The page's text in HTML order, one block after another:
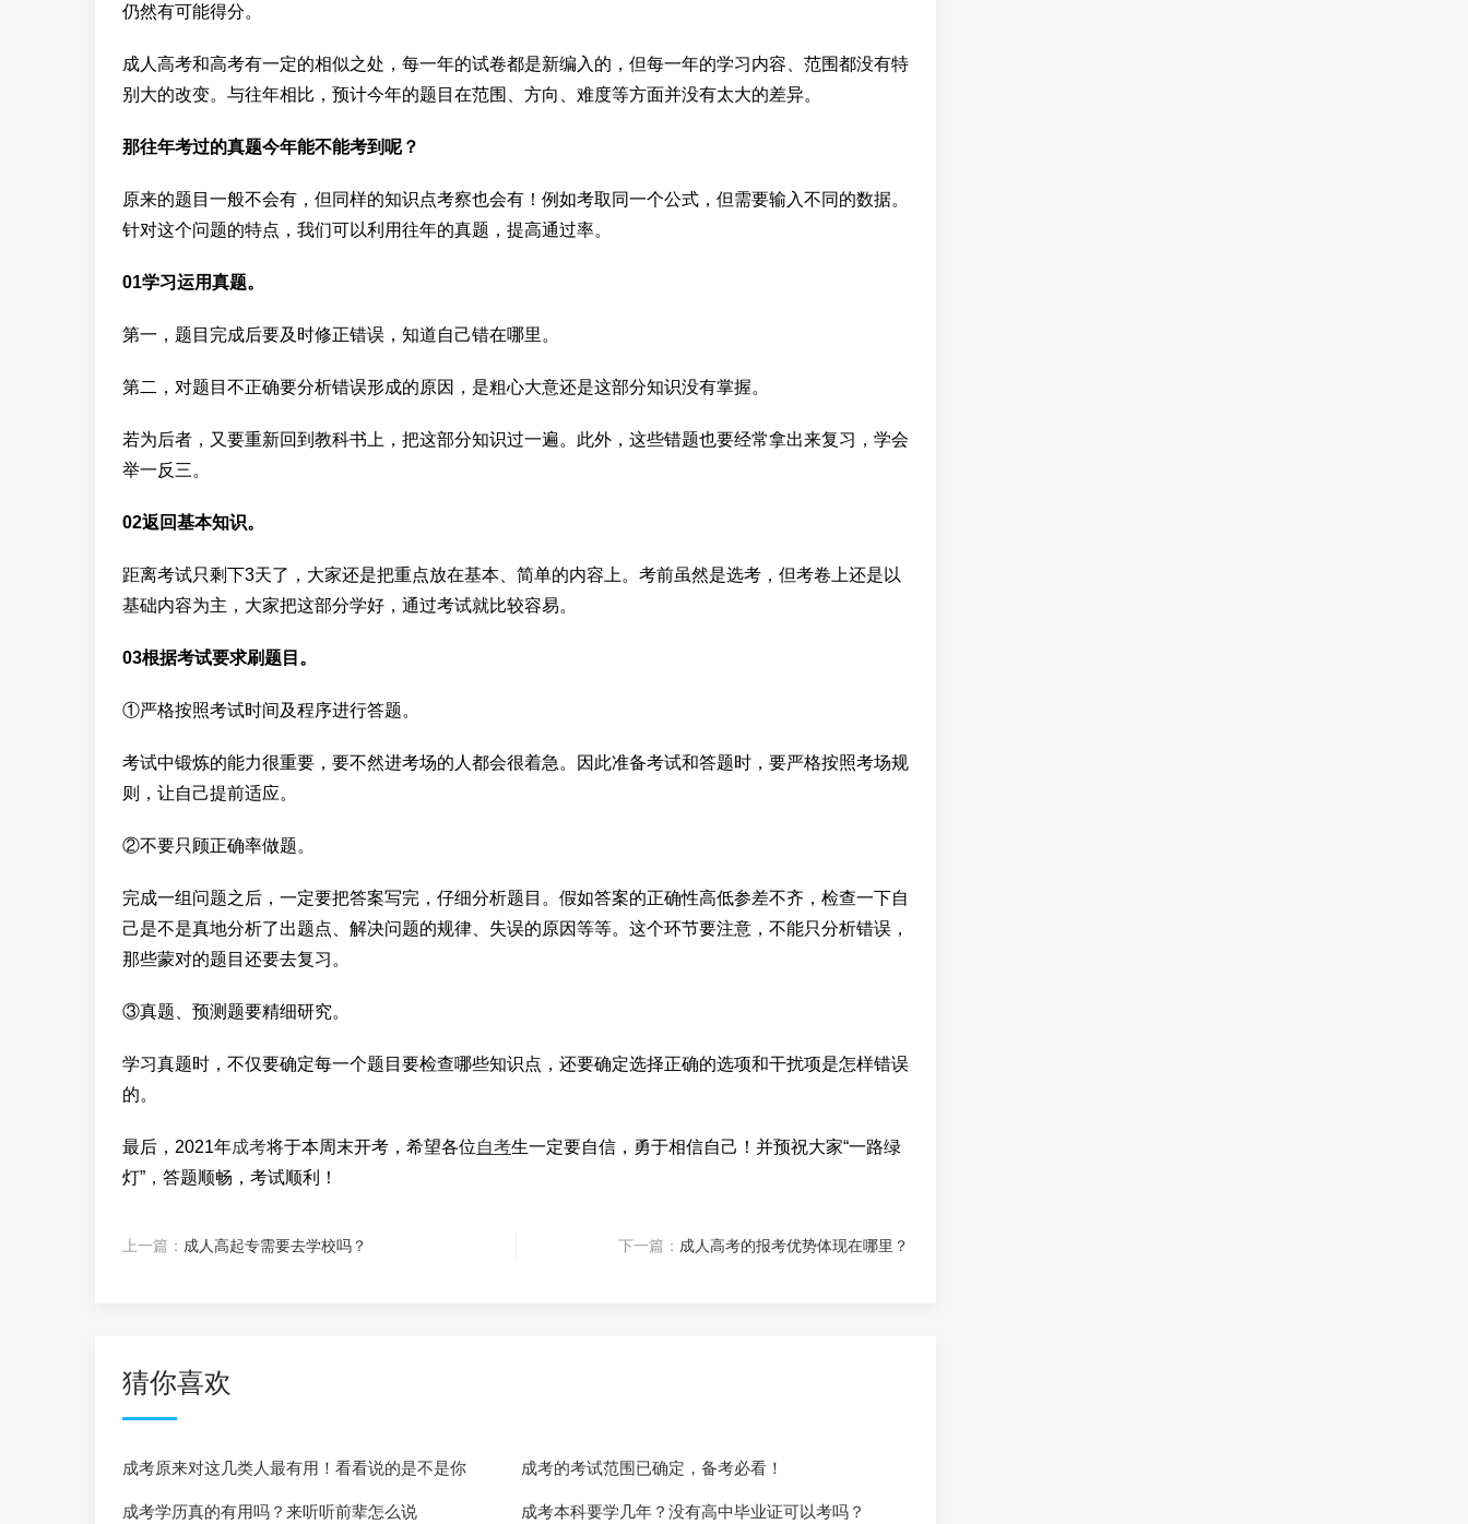
仍然有可能得分。
成人高考和高考有一定的相似之处，每一年的试卷都是新编入的，但每一年的学习内容、范围都没有特
别大的改变。与往年相比，预计今年的题目在范围、方向、难度等方面并没有太大的差异。
那往年考过的真题今年能不能考到呢？
原来的题目一般不会有，但同样的知识点考察也会有！例如考取同一个公式，但需要输入不同的数据。
针对这个问题的特点，我们可以利用往年的真题，提高通过率。
01学习运用真题。
第一，题目完成后要及时修正错误，知道自己错在哪里。
第二，对题目不正确要分析错误形成的原因，是粗心大意还是这部分知识没有掌握。
若为后者，又要重新回到教科书上，把这部分知识过一遍。此外，这些错题也要经常拿出来复习，学会
举一反三。
02返回基本知识。
距离考试只剩下3天了，大家还是把重点放在基本、简单的内容上。考前虽然是选考，但考卷上还是以
基础内容为主，大家把这部分学好，通过考试就比较容易。
03根据考试要求刷题目。
①严格按照考试时间及程序进行答题。
考试中锻炼的能力很重要，要不然进考场的人都会很着急。因此准备考试和答题时，要严格按照考场规
则，让自己提前适应。
②不要只顾正确率做题。
完成一组问题之后，一定要把答案写完，仔细分析题目。假如答案的正确性高低参差不齐，检查一下自
己是不是真地分析了出题点、解决问题的规律、失误的原因等等。这个环节要注意，不能只分析错误，
那些蒙对的题目还要去复习。
③真题、预测题要精细研究。
学习真题时，不仅要确定每一个题目要检查哪些知识点，还要确定选择正确的选项和干扰项是怎样错误
的。
最后，2021年成考将于本周末开考，希望各位自考生一定要自信，勇于相信自己！并预祝大家“一路绿
灯”，答题顺畅，考试顺利！
上一篇： 成人高起专需要去学校吗？ 下一篇： 成人高考的报考优势体现在哪里？
猜你喜欢
成考原来对这几类人最有用！看看说的是不是你 成考的考试范围已确定，备考必看！
成考学历真的有用吗？来听听前辈怎么说 成考本科要学几年？没有高中毕业证可以考吗？